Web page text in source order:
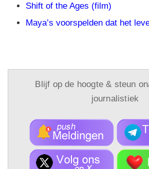
Shift of the Ages (film)
Maya’s voorspelden dat het
Blijf op de hoogte & steun
journalistiek